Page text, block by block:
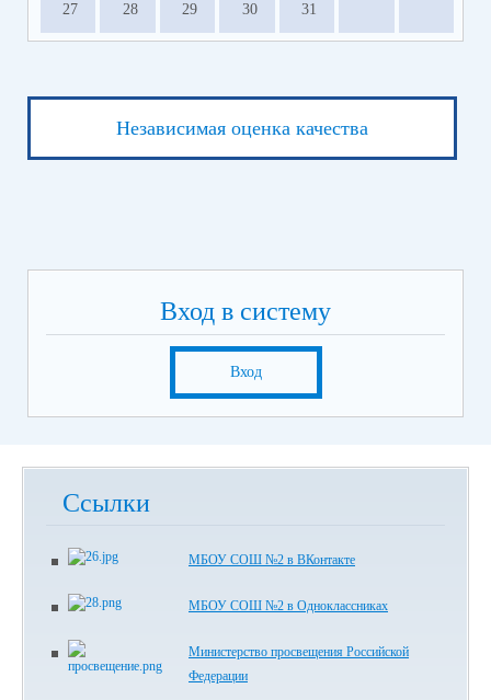
27 28 29 30 31
Независимая оценка качества
Вход в систему
Вход
Ссылки
МБОУ СОШ №2 в ВКонтакте
МБОУ СОШ №2 в Одноклассниках
Министерство просвещения Российской
Федерации